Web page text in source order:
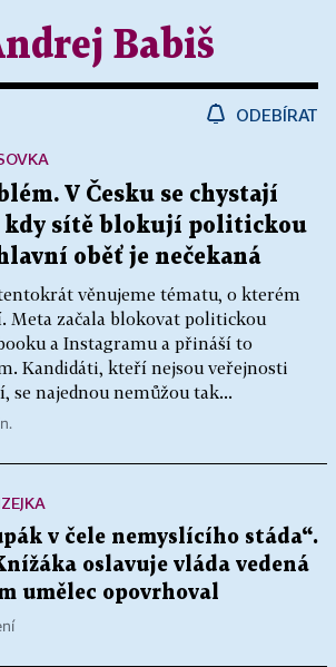
Babiš
ODEBÍRAT
V Česku se chystají
kdy sítě blokují politickou
oběť je nečekaná
tentokrát věnujeme tématu, o kterém
Meta začala blokovat politickou
a Instagramu a přináší to
Kandidáti, kteří nejsou veřejnosti
se najednou nemůžou tak...
v čele nemyslícího stáda“.
oslavuje vláda vedená
umělec opovrhoval